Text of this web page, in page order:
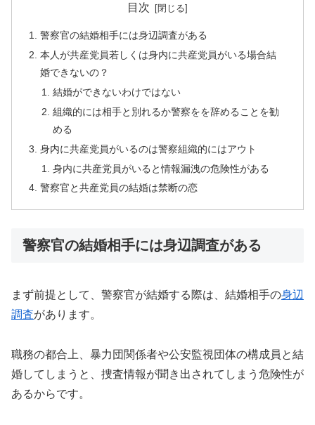
目次
警察官の結婚相手には身辺調査がある
本人が共産党員若しくは身内に共産党員がいる場合結
婚できないの？
結婚ができないわけではない
組織的には相手と別れるか警察をを辞めることを勧
める
身内に共産党員がいるのは警察組織的にはアウト
身内に共産党員がいると情報漏洩の危険性がある
警察官と共産党員の結婚は禁断の恋
警察官の結婚相手には身辺調査がある
まず前提として、警察官が結婚する際は、結婚相手の身辺
調査があります。
職務の都合上、暴力団関係者や公安監視団体の構成員と結
婚してしまうと、捜査情報が聞き出されてしまう危険性が
あるからです。